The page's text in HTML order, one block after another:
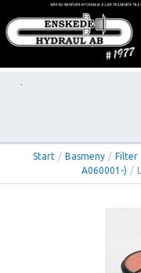
Start / Basmeny / Filter
A060001-) /